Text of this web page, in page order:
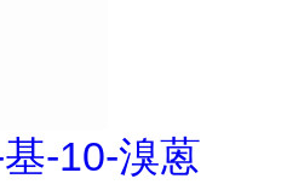
-10-溴蒽